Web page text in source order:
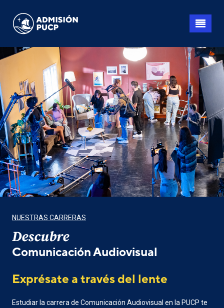
contenido
principal
NUESTRAS CARRERAS
Descubre
Comunicación Audiovisual
Exprésate a través del lente
Estudiar la carrera de Comunicación Audiovisual en la PUCP te